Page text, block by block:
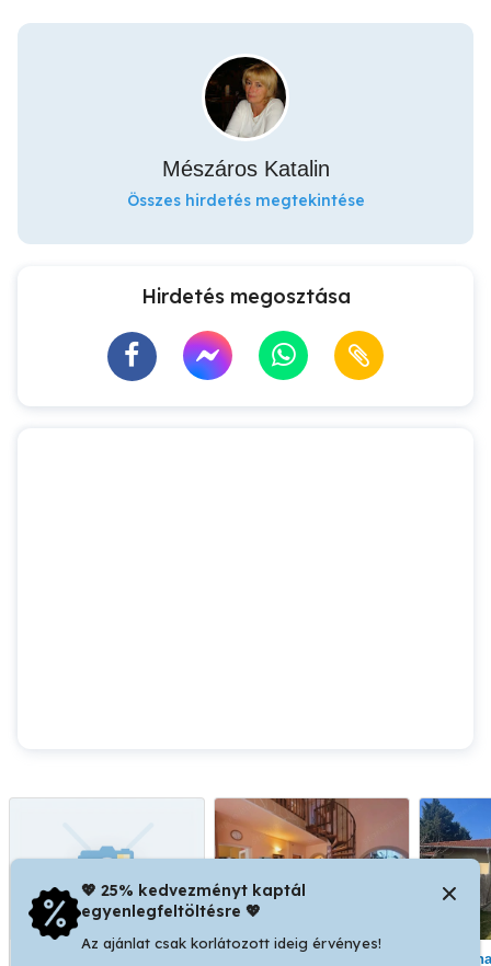
Mészáros Katalin
Összes hirdetés megtekintése
Hirdetés megosztása
💖 25% kedvezményt kaptál
egyenlegfeltöltésre 💖
Az ajánlat csak korlátozott ideig érvényes!